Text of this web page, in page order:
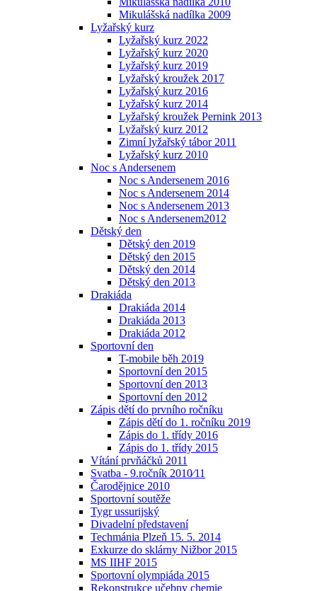
Mikulášská nadílka 2009
Lyžařský kurz
Lyžařský kurz 2022
Lyžařský kurz 2020
Lyžařský kurz 2019
Lyžařský kroužek 2017
Lyžařský kurz 2016
Lyžařský kurz 2014
Lyžařský kroužek Pernink 2013
Lyžařský kurz 2012
Zimní lyžařský tábor 2011
Lyžařský kurz 2010
Noc s Andersenem
Noc s Andersenem 2016
Noc s Andersenem 2014
Noc s Andersenem 2013
Noc s Andersenem2012
Dětský den
Dětský den 2019
Dětský den 2015
Dětský den 2014
Dětský den 2013
Drakiáda
Drakiáda 2014
Drakiáda 2013
Drakiáda 2012
Sportovní den
T-mobile běh 2019
Sportovní den 2015
Sportovní den 2013
Sportovní den 2012
Zápis dětí do prvního ročníku
Zápis dětí do 1. ročníku 2019
Zápis do 1. třídy 2016
Zápis do 1. třídy 2015
Vítání prvňáčků 2011
Svatba - 9.ročník 2010⁄11
Čarodějnice 2010
Sportovní soutěže
Tygr ussurijský
Divadelní představení
Techmánia Plzeň 15. 5. 2014
Exkurze do sklárny Nižbor 2015
MS IIHF 2015
Sportovní olympiáda 2015
Rekonstrukce učebny chemie